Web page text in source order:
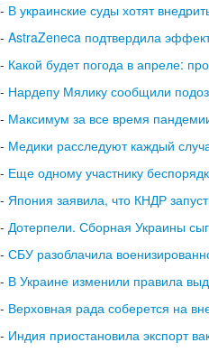
- В украинские суды хотят
- AstraZeneca подтвердила
- Какой будет погода в апреле:
- Нардепу Мялику сообщили
- Максимум за все время
- Медики расследуют каждый
- Еще одному участнику
- Япония заявила, что КНДР
- Дотерпели. Сборная Украины
- СБУ разоблачила
- В Украине изменили правила
- Верховная рада соберется на
- Индия приостановила экспорт